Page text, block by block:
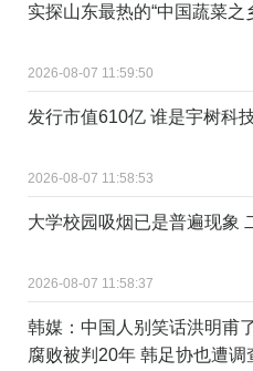
实探山东最热的“中国蔬菜之
2026-08-07 11:59:50
发行市值610亿 谁是宇树科
2026-08-07 11:58:53
大学校园吸烟已是普遍现象
2026-08-07 11:58:37
韩媒：中国人别笑话洪明甫
腐败被判20年 韩足协也遭调